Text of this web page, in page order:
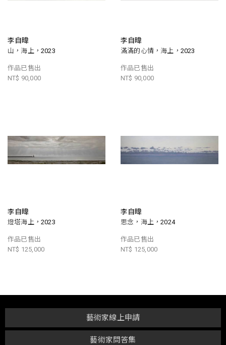
李自暐
山，海上，2023
作品已售出
NT$ 90,000
李自暐
滿滿的心情，海上，2023
作品已售出
NT$ 90,000
李自暐
燈塔海上，2023
作品已售出
NT$ 125,000
李自暐
思念，海上，2024
作品已售出
NT$ 125,000
藝術家問答集
藝術家線上申請